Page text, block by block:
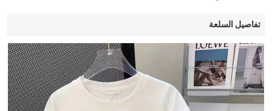
تفاصيل السلعة